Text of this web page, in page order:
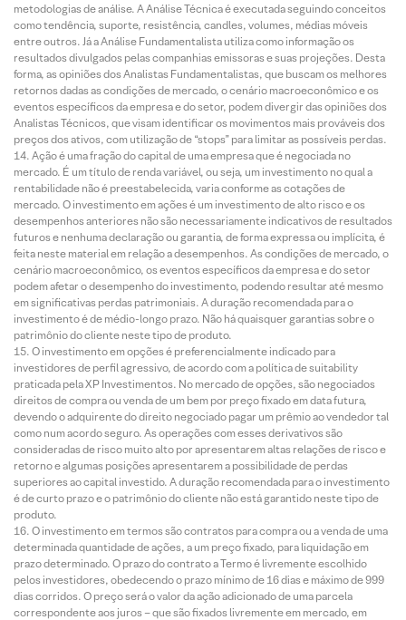
metodologias de análise. A Análise Técnica é executada seguindo conceitos
como tendência, suporte, resistência, candles, volumes, médias móveis
entre outros. Já a Análise Fundamentalista utiliza como informação os
resultados divulgados pelas companhias emissoras e suas projeções. Desta
forma, as opiniões dos Analistas Fundamentalistas, que buscam os melhores
retornos dadas as condições de mercado, o cenário macroeconômico e os
eventos específicos da empresa e do setor, podem divergir das opiniões dos
Analistas Técnicos, que visam identificar os movimentos mais prováveis dos
preços dos ativos, com utilização de “stops” para limitar as possíveis perdas.
Ação é uma fração do capital de uma empresa que é negociada no
mercado. É um título de renda variável, ou seja, um investimento no qual a
rentabilidade não é preestabelecida, varia conforme as cotações de
mercado. O investimento em ações é um investimento de alto risco e os
desempenhos anteriores não são necessariamente indicativos de resultados
futuros e nenhuma declaração ou garantia, de forma expressa ou implícita, é
feita neste material em relação a desempenhos. As condições de mercado, o
cenário macroeconômico, os eventos específicos da empresa e do setor
podem afetar o desempenho do investimento, podendo resultar até mesmo
em significativas perdas patrimoniais. A duração recomendada para o
investimento é de médio-longo prazo. Não há quaisquer garantias sobre o
patrimônio do cliente neste tipo de produto.
O investimento em opções é preferencialmente indicado para
investidores de perfil agressivo, de acordo com a política de suitability
praticada pela XP Investimentos. No mercado de opções, são negociados
direitos de compra ou venda de um bem por preço fixado em data futura,
devendo o adquirente do direito negociado pagar um prêmio ao vendedor tal
como num acordo seguro. As operações com esses derivativos são
consideradas de risco muito alto por apresentarem altas relações de risco e
retorno e algumas posições apresentarem a possibilidade de perdas
superiores ao capital investido. A duração recomendada para o investimento
é de curto prazo e o patrimônio do cliente não está garantido neste tipo de
produto.
O investimento em termos são contratos para compra ou a venda de uma
determinada quantidade de ações, a um preço fixado, para liquidação em
prazo determinado. O prazo do contrato a Termo é livremente escolhido
pelos investidores, obedecendo o prazo mínimo de 16 dias e máximo de 999
dias corridos. O preço será o valor da ação adicionado de uma parcela
correspondente aos juros – que são fixados livremente em mercado, em